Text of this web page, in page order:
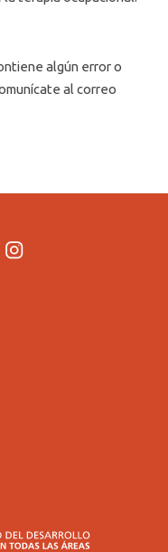
algún error o
al correo
Instagram